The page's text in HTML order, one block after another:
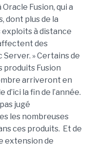
Fusion, qui a
dont plus de la
exploits à distance
des
» Certains de
Fusion
arriveront en
la fin de l’année.
jugé
les nombreuses
ces produits. Et de
extension de